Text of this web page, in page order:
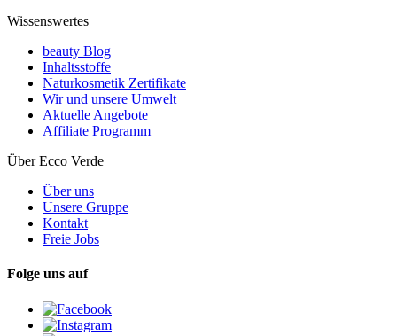
Wissenswertes
beauty Blog
Inhaltsstoffe
Naturkosmetik Zertifikate
Wir und unsere Umwelt
Aktuelle Angebote
Affiliate Programm
Über Ecco Verde
Über uns
Unsere Gruppe
Kontakt
Freie Jobs
Folge uns auf